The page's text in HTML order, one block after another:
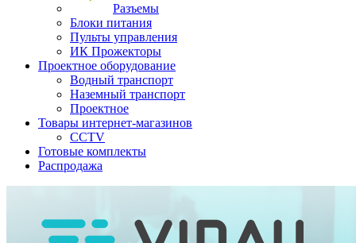
Разъемы
Блоки питания
Пульты управления
ИК Прожекторы
Проектное оборудование
Водный транспорт
Наземный транспорт
Проектное
Товары интернет-магазинов
CCTV
Готовые комплекты
Распродажа